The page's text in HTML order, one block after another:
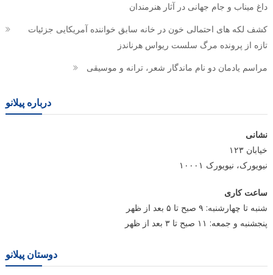
داغ میناب و جام جهانی در آثار هنرمندان
کشف لکه های احتمالی خون در خانه سابق خواننده آمریکایی جزئیات
تازه از پرونده مرگ سلست ریواس هرناندز
مراسم یادمان دو نام ماندگار شعر، ترانه و موسیقی
درباره پیلانو
نشانی
خیابان ۱۲۳
نیویورک، نیویورک ۱۰۰۰۱
ساعت کاری
شنبه تا چهارشنبه: ۹ صبح تا ۵ بعد از ظهر
پنجشنبه و جمعه: ۱۱ صبح تا ۳ بعد از ظهر
دوستان پیلانو